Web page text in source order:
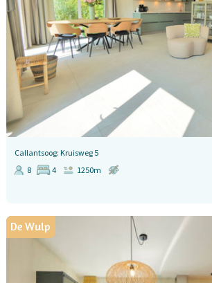
Callantsoog: Kruisweg 5
8 4
1250m
De Wulp